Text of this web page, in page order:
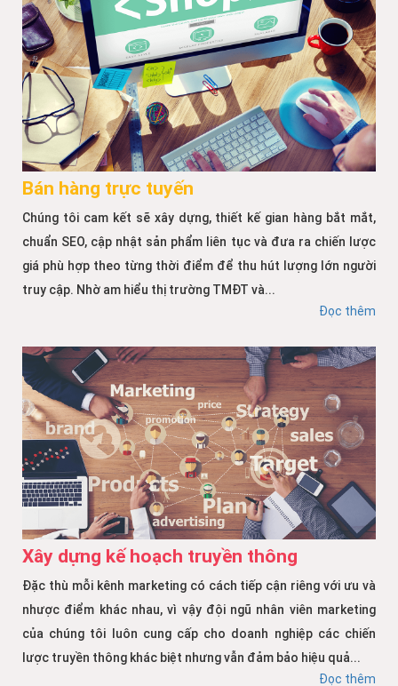
Bán hàng trực tuyến
Chúng tôi cam kết sẽ xây dựng, thiết kế gian hàng bắt mắt,
chuẩn SEO, cập nhật sản phẩm liên tục và đưa ra chiến lược
giá phù hợp theo từng thời điểm để thu hút lượng lớn người
truy cập. Nhờ am hiểu thị trường TMĐT và...
Đọc thêm
Xây dựng kế hoạch truyền thông
Đặc thù mỗi kênh marketing có cách tiếp cận riêng với ưu và
nhược điểm khác nhau, vì vậy đội ngũ nhân viên marketing
của chúng tôi luôn cung cấp cho doanh nghiệp các chiến
lược truyền thông khác biệt nhưng vẫn đảm bảo hiệu quả...
Đọc thêm